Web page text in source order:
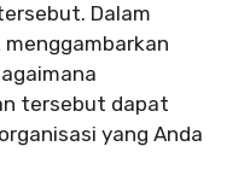
Dalam
tersebut dapat
yang Anda